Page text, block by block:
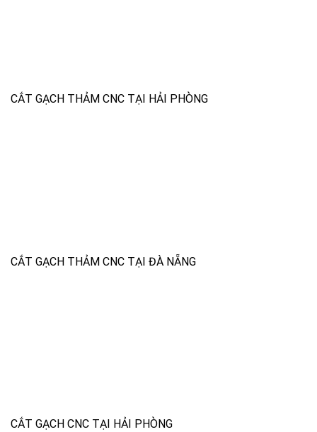
CẮT GẠCH THẢM CNC TẠI HẢI PHÒNG
CẮT GẠCH THẢM CNC TẠI ĐÀ NẴNG
CẮT GẠCH CNC TẠI HẢI PHÒNG